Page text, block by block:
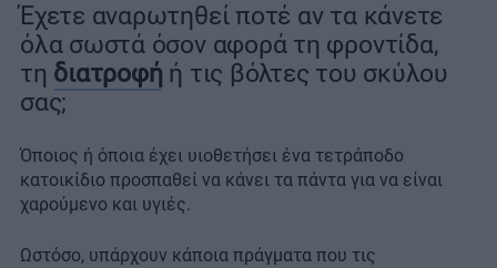
Έχετε αναρωτηθεί ποτέ αν τα κάνετε
όλα σωστά όσον αφορά τη φροντίδα,
τη διατροφή ή τις βόλτες του σκύλου
σας;
Όποιος ή όποια έχει υιοθετήσει ένα τετράποδο
κατοικίδιο προσπαθεί να κάνει τα πάντα για να είναι
χαρούμενο και υγιές.
Ωστόσο, υπάρχουν κάποια πράγματα που τις